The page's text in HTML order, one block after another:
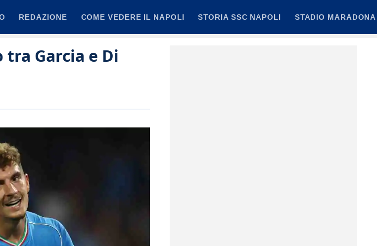
REDAZIONE COME VEDERE IL NAPOLI STORIA SSC NAPOLI STADIO MARADONA
Garcia e Di